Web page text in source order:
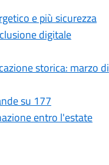
e più sicurezza
digitale
storica: marzo di
su 177
entro l'estate